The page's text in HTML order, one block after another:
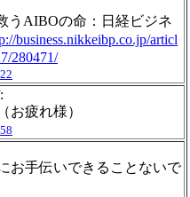
うAIBOの命：日経ビジネ
business.nikkeibp.co.jp/articl
280471/
お疲れ様）
お手伝いできることないで